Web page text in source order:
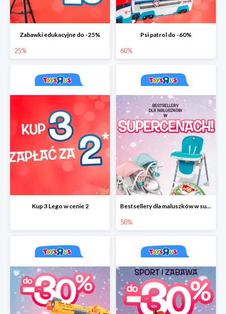
Zabawki edukacyjne do -25%
25%
Psi patrol do -60%
60%
Kup 3 Lego w cenie 2 Bestsellery dla maluszków w supercenach do -50%
50%